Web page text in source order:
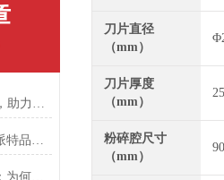
恩派特MSC-E系列四轴破碎机，助力固废回收从高难度走向高效率！
铝屑压块机设备厂商推荐：恩派特品牌的优势解析
铝屑压块机生产厂家深度解析：为何恩派特成为市场的信赖之选
刀片直径
（mm）
刀片厚度
（mm）
粉碎腔尺寸
（mm）